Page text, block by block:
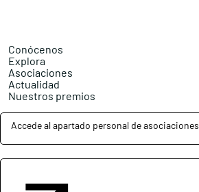
Conócenos
Explora
Asociaciones
Actualidad
Nuestros premios
Accede al apartado personal de asociaciones